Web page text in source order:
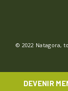
DEVENIR
© 2022 Natagora,